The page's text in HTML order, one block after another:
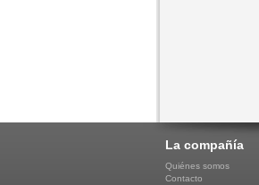
La compañía
Quiénes somos
Contacto